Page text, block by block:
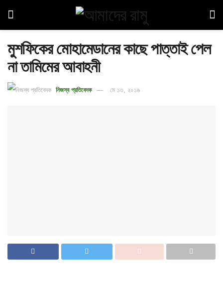
মুশফিকের মোহামেডানের কাছে পাত্তাই পেল
না তামিমের আবাহনী
নিজস্ব প্রতিবেদক মে ১৩, ২০১৬